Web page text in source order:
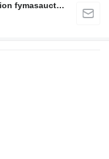
Fymas Auctions ApS – visit the auction fymasauctions.dk